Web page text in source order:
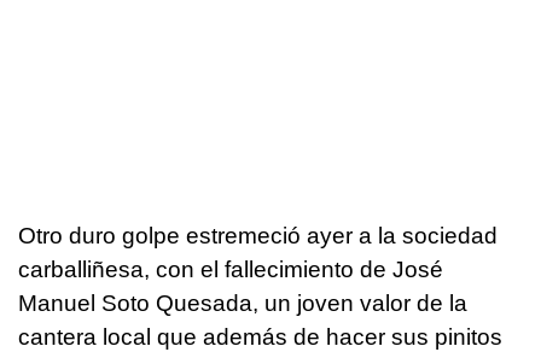
Otro duro golpe estremeció ayer a la sociedad
carballiñesa, con el fallecimiento de José
Manuel Soto Quesada, un joven valor de la
cantera local que además de hacer sus pinitos